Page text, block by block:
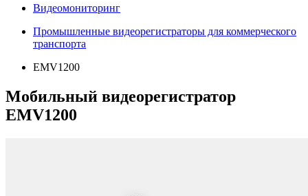
Видеомониторинг
Промышленные видеорегистраторы для коммерческого
транспорта
EMV1200
Мобильный видеорегистратор
EMV1200